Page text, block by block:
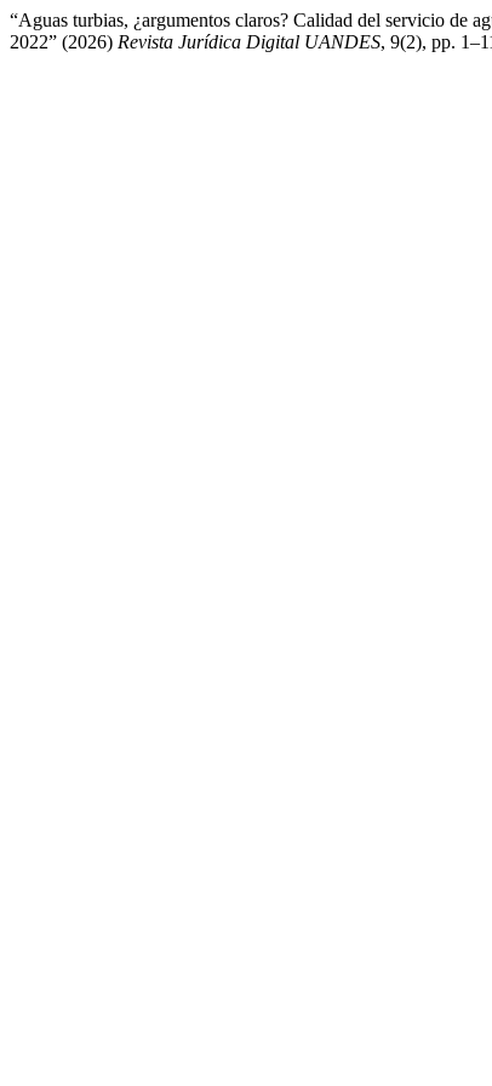
“Aguas turbias, ¿argumentos claros? Calidad del servicio de
2022” (2026) Revista Jurídica Digital UANDES, 9(2), pp.